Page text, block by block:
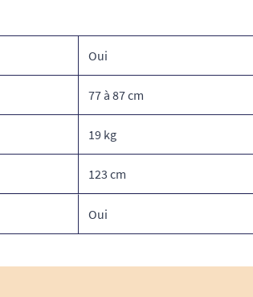
Oui
77 à 87 cm
19 kg
123 cm
Oui